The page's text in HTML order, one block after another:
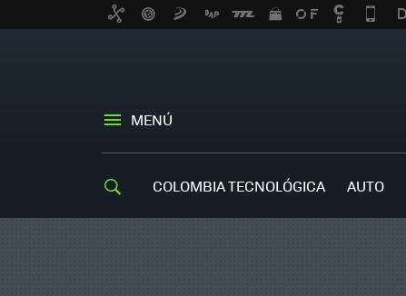
MENÚ
COLOMBIA TECNOLÓGICA AUTO